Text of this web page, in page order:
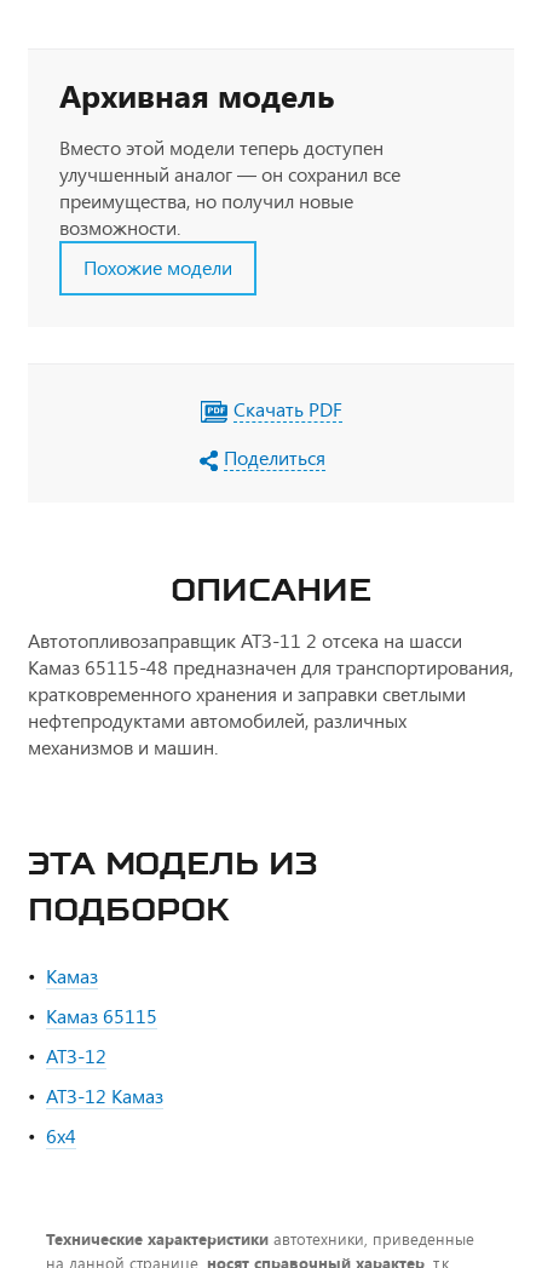
Архивная модель
Вместо этой модели теперь доступен
улучшенный аналог — он сохранил все
преимущества, но получил новые
возможности.
Похожие модели
Скачать PDF
Поделиться
ОПИСАНИЕ
Автотопливозаправщик АТЗ-11 2 отсека на шасси
Камаз 65115-48 предназначен для транспортирования,
кратковременного хранения и заправки светлыми
нефтепродуктами автомобилей, различных
механизмов и машин.
ЭТА МОДЕЛЬ ИЗ
ПОДБОРОК
Камаз
Камаз 65115
АТЗ-12
АТЗ-12 Камаз
6х4
Технические характеристики автотехники, приведенные
на данной странице, носят справочный характер , т.к.